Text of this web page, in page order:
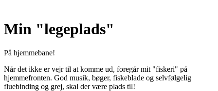
Min "legeplads"
På hjemmebane!
Når det ikke er vejr til at komme ud, foregår mit "fiskeri" på
hjemmefronten. God musik, bøger, fiskeblade og selvfølgelig
fluebinding og grej, skal der være plads til!